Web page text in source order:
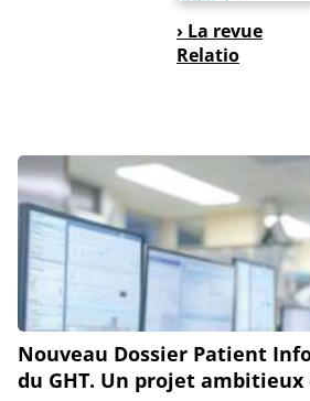
› La revue
Relatio
Nouveau Dossier Patient
du GHT. Un projet